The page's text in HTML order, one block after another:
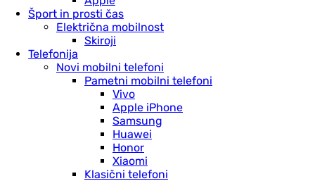
Šport in prosti čas
Električna mobilnost
Skiroji
Telefonija
Novi mobilni telefoni
Pametni mobilni telefoni
Vivo
Apple iPhone
Samsung
Huawei
Honor
Xiaomi
Klasični telefoni